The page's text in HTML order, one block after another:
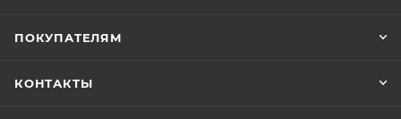
ПОКУПАТЕЛЯМ
КОНТАКТЫ